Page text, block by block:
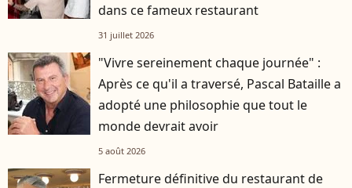
dans ce fameux restaurant
31 juillet 2026
"Vivre sereinement chaque journée" :
Après ce qu'il a traversé, Pascal Bataille a
adopté une philosophie que tout le
monde devrait avoir
5 août 2026
Fermeture définitive du restaurant de